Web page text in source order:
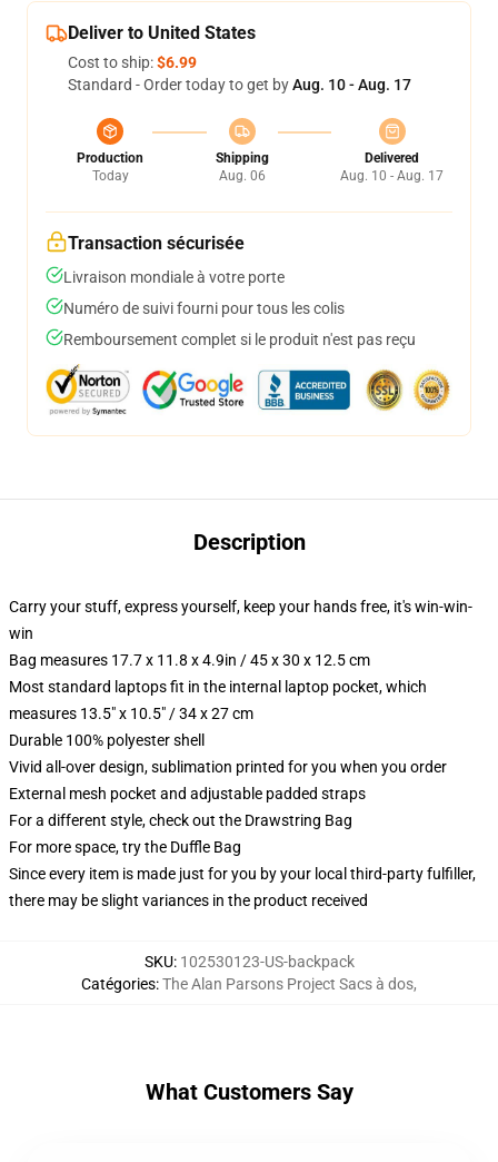
Deliver to United States
Cost to ship:$6.99
Standard - Order today to get byAug. 10 - Aug. 17
Production
Today
Shipping
Aug. 06
Delivered
Aug. 10 - Aug. 17
Transaction sécurisée
Livraison mondiale à votre porte
Numéro de suivi fourni pour tous les colis
Remboursement complet si le produit n'est pas reçu
Description
Carry your stuff, express yourself, keep your hands free, it's win-win-
win
Bag measures 17.7 x 11.8 x 4.9in / 45 x 30 x 12.5 cm
Most standard laptops fit in the internal laptop pocket, which
measures 13.5" x 10.5" / 34 x 27 cm
Durable 100% polyester shell
Vivid all-over design, sublimation printed for you when you order
External mesh pocket and adjustable padded straps
For a different style, check out the Drawstring Bag
For more space, try the Duffle Bag
Since every item is made just for you by your local third-party fulfiller,
there may be slight variances in the product received
SKU: 102530123-US-backpack
Catégories:The Alan Parsons Project Sacs à dos,
What Customers Say